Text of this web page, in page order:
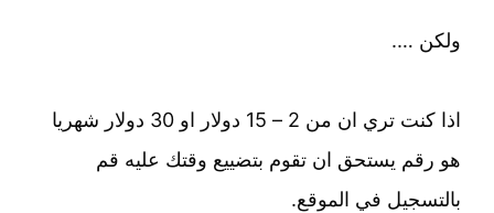
ولكن ….
اذا كنت تري ان من 2 – 15 دولار او 30 دولار شهريا
هو رقم يستحق ان تقوم بتضييع وقتك عليه قم
بالتسجيل في الموقع.